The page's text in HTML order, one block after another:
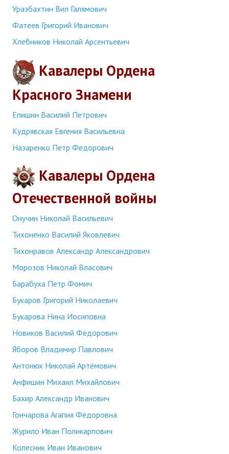
Уразбахтин Вил Галямович
Фатеев Григорий Иванович
Хлебников Николай Арсентьевич
Кавалеры Ордена
Красного Знамени
Епишин Василий Петрович
Кудрявская Евгения Васильевна
Назаренко Петр Федорович
Кавалеры Ордена
Отечественной войны
Онучин Николай Васильевич
Тихоненко Василий Яковлевич
Тихонравов Александр Александрович
Морозов Николай Власович
Барабуха Петр Фомич
Букаров Григорий Николаевич
Букарова Нина Иосиповна
Новиков Василий Фёдорович
Яборов Владимир Павлович
Антонюк Николай Артёмович
Анфишин Михаил Михайлович
Бахир Александр Иванович
Гончарова Агапия Фёдоровна
Журило Иван Поликарпович
Колесник Иван Иванович